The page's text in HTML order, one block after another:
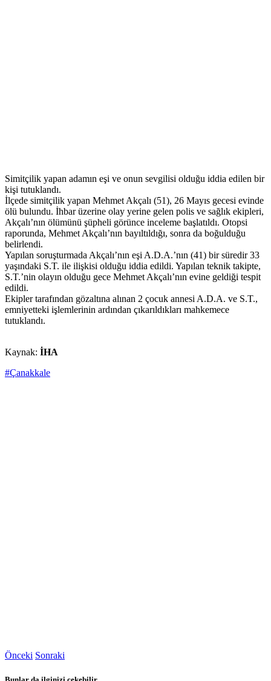
Simitçilik yapan adamın eşi ve onun sevgilisi olduğu iddia edilen bir
kişi tutuklandı.
İlçede simitçilik yapan Mehmet Akçalı (51), 26 Mayıs gecesi evinde
ölü bulundu. İhbar üzerine olay yerine gelen polis ve sağlık ekipleri,
Akçalı’nın ölümünü şüpheli görünce inceleme başlatıldı. Otopsi
raporunda, Mehmet Akçalı’nın bayıltıldığı, sonra da boğulduğu
belirlendi.
Yapılan soruşturmada Akçalı’nın eşi A.D.A.’nın (41) bir süredir 33
yaşındaki S.T. ile ilişkisi olduğu iddia edildi. Yapılan teknik takipte,
S.T.’nin olayın olduğu gece Mehmet Akçalı’nın evine geldiği tespit
edildi.
Ekipler tarafından gözaltına alınan 2 çocuk annesi A.D.A. ve S.T.,
emniyetteki işlemlerinin ardından çıkarıldıkları mahkemece
tutuklandı.
Kaynak: İHA
#Çanakkale
Önceki Sonraki